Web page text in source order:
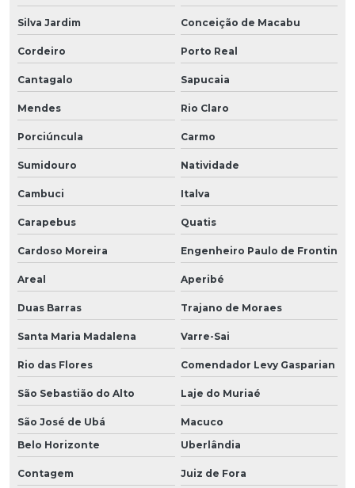
Silva Jardim Conceição de Macabu
Cordeiro Porto Real
Cantagalo Sapucaia
Mendes Rio Claro
Porciúncula Carmo
Sumidouro Natividade
Cambuci Italva
Carapebus Quatis
Cardoso Moreira Engenheiro Paulo de Frontin
Areal Aperibé
Duas Barras Trajano de Moraes
Santa Maria Madalena Varre-Sai
Rio das Flores Comendador Levy Gasparian
São Sebastião do Alto Laje do Muriaé
São José de Ubá
Macuco
Belo Horizonte
Uberlândia
Contagem Juiz de Fora